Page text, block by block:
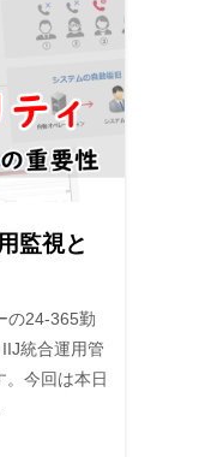
監視と
の24-365勤
統合運用管
今回は本日